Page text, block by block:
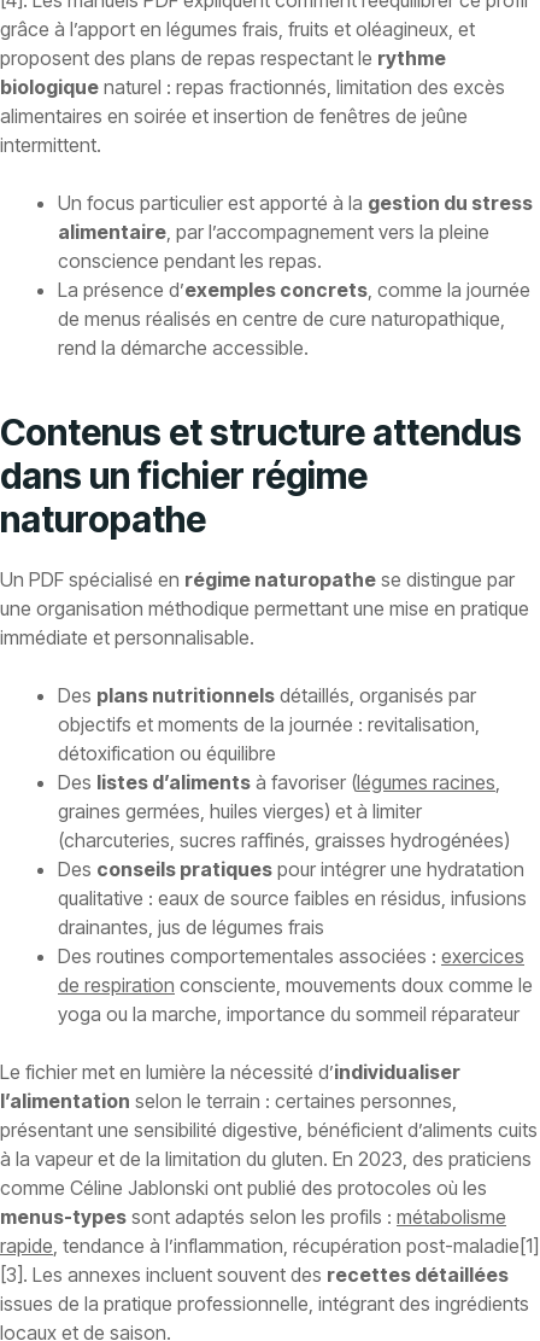
grâce à l’apport en légumes frais, fruits et oléagineux, et
proposent des plans de repas respectant le rythme
biologique naturel : repas fractionnés, limitation des excès
alimentaires en soirée et insertion de fenêtres de jeûne
intermittent.
Un focus particulier est apporté à la gestion du stress
alimentaire , par l’accompagnement vers la pleine
conscience pendant les repas.
La présence d’exemples concrets , comme la journée
de menus réalisés en centre de cure naturopathique,
rend la démarche accessible.
Contenus et structure attendus
dans un fichier régime
naturopathe
Un PDF spécialisé en régime naturopathe se distingue par
une organisation méthodique permettant une mise en pratique
immédiate et personnalisable.
Des plans nutritionnels détaillés, organisés par
objectifs et moments de la journée : revitalisation,
détoxification ou équilibre
Des listes d’aliments à favoriser (légumes racines
graines germées, huiles vierges) et à limiter
(charcuteries, sucres raffinés, graisses hydrogénées)
Des conseils pratiques pour intégrer une hydratation
qualitative : eaux de source faibles en résidus, infusions
drainantes, jus de légumes frais
Des routines comportementales associées : exercices
de respiration consciente, mouvements doux comme le
yoga ou la marche, importance du sommeil réparateur
Le fichier met en lumière la nécessité d’individualiser
l’alimentation selon le terrain : certaines personnes,
présentant une sensibilité digestive, bénéficient d’aliments cuits
à la vapeur et de la limitation du gluten. En 2023, des praticiens
comme Céline Jablonski ont publié des protocoles où les
menus-types sont adaptés selon les profils : métabolisme
rapide , tendance à l’inflammation, récupération post-maladie[1]
[3]. Les annexes incluent souvent des recettes détaillées
issues de la pratique professionnelle, intégrant des ingrédients
locaux et de saison.